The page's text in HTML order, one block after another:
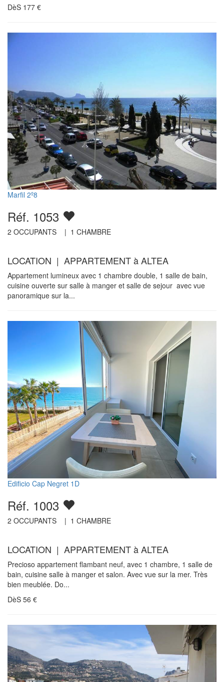
DèS 177 €
Marfil 2º8
Réf. 1053
2 OCCUPANTS | 1 CHAMBRE
LOCATION | APPARTEMENT à ALTEA
Appartement lumineux avec 1 chambre double, 1 salle de bain,
cuisine ouverte sur salle à manger et salle de sejour avec vue
panoramique sur la...
Edificio Cap Negret 1D
Réf. 1003
2 OCCUPANTS | 1 CHAMBRE
LOCATION | APPARTEMENT à ALTEA
Precioso appartement flambant neuf, avec 1 chambre, 1 salle de
bain, cuisine salle à manger et salon. Avec vue sur la mer. Très
bien meublée. Do...
DèS 56 €